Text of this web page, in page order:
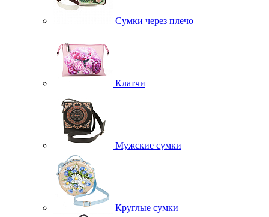
Сумки через плечо
Клатчи
Мужские сумки
Круглые сумки